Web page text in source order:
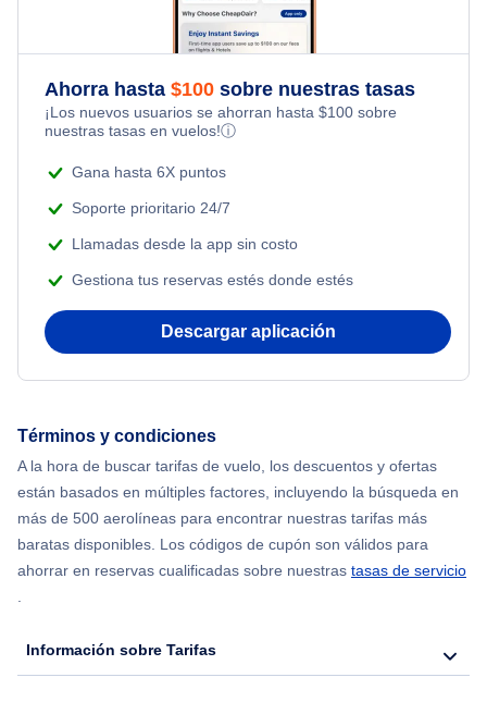
Flights Under $49
Flights Under $99
Flights Under $199
Flights from Nueva York to Milán
Flights from Toronto to Shanghai
Flights from Nueva York to Tel Aviv
Flights from Nueva York to Atenas
Flights from Shanghai to Nueva York
Flights from Delhi to Nueva York
Flights from Chicago to Delhi
Flights from Nueva York to Seúl
Honeymoon Vacations
Romantic Vacations
Adventure Vacations
Ahorra hasta $100 sobre nuestras tasas
¡Los nuevos usuarios se ahorran hasta $100 sobre
nuestras tasas en vuelos!ⓘ
Gana hasta 6X puntos
Soporte prioritario 24/7
Llamadas desde la app sin costo
Gestiona tus reservas estés donde estés
Descargar aplicación
Términos y condiciones
A la hora de buscar tarifas de vuelo, los descuentos y ofertas
están basados en múltiples factores, incluyendo la búsqueda en
más de 500 aerolíneas para encontrar nuestras tarifas más
baratas disponibles. Los códigos de cupón son válidos para
ahorrar en reservas cualificadas sobre nuestras tasas de servicio
.
Información sobre Tarifas